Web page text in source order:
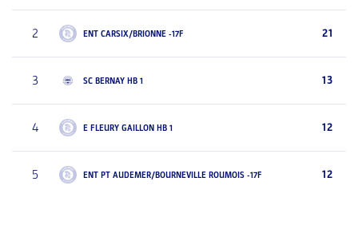
2 ENT CARSIX/BRIONNE -17F 21
3 SC BERNAY HB 1 13
4 E FLEURY GAILLON HB 1 12
5 ENT PT AUDEMER/BOURNEVILLE ROUMOIS -17F 12